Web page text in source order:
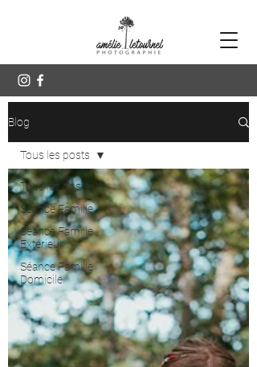
Blog
Tous les posts
Séance Famille
Séance Famille
Extérieur
Séance Famille
Domicile
Tous les posts